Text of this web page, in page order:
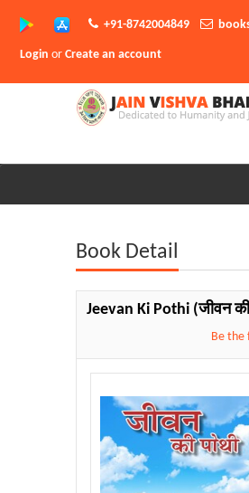
+91-8742004849
Login orCreate an account
Book Detail
Jeevan Ki Pothi (जीवन
Be the